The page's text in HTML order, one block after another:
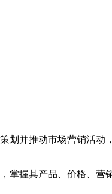
划并推动市场营销活动
掌握其产品、价格、营